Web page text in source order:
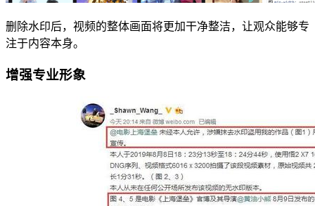
删除水印后，视频的整体画面将更加干净整洁，让观众能够专
注于内容本身。
增强专业形象